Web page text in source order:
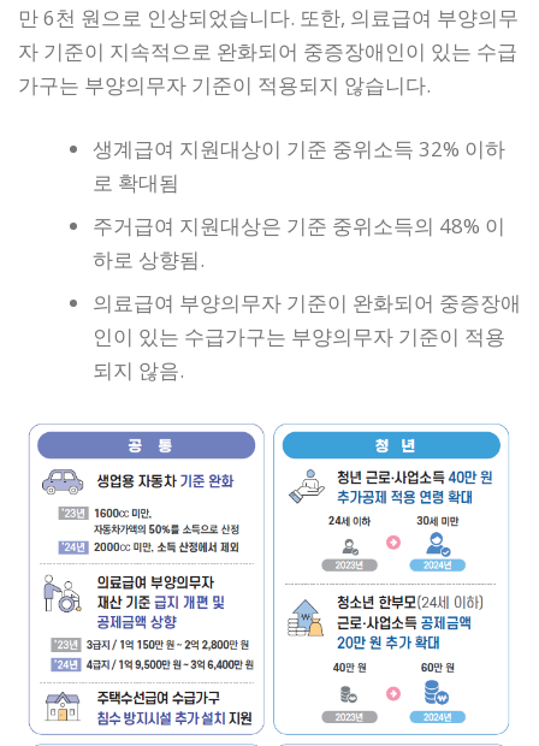
만 6천 원으로 인상되었습니다. 또한, 의료급여 부양의무
자 기준이 지속적으로 완화되어 중증장애인이 있는 수급
가구는 부양의무자 기준이 적용되지 않습니다.
생계급여 지원대상이 기준 중위소득 32% 이하
로 확대됨
주거급여 지원대상은 기준 중위소득의 48% 이
하로 상향됨.
의료급여 부양의무자 기준이 완화되어 중증장애
인이 있는 수급가구는 부양의무자 기준이 적용
되지 않음.